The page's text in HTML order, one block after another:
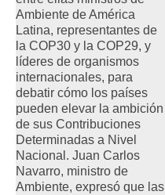
Ambiente de América
Latina, representantes de
la COP30 y la COP29, y
líderes de organismos
internacionales, para
debatir cómo los países
pueden elevar la ambición
de sus Contribuciones
Determinadas a Nivel
Nacional. Juan Carlos
Navarro, ministro de
Ambiente, expresó que las